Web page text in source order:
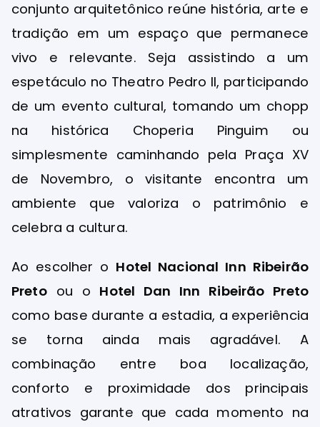
conjunto arquitetônico reúne história, arte e
tradição em um espaço que permanece
vivo e relevante. Seja assistindo a um
espetáculo no Theatro Pedro II, participando
de um evento cultural, tomando um chopp
na histórica Choperia Pinguim ou
simplesmente caminhando pela Praça XV
de Novembro, o visitante encontra um
ambiente que valoriza o patrimônio e
celebra a cultura.
Ao escolher o Hotel Nacional Inn Ribeirão
Pretoou o Hotel Dan Inn Ribeirão Preto
como base durante a estadia, a experiência
se torna ainda mais agradável. A
combinação entre boa localização,
conforto e proximidade dos principais
atrativos garante que cada momento na